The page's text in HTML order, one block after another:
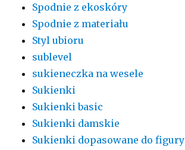
Spodnie z ekoskóry
Spodnie z materiału
Styl ubioru
sublevel
sukieneczka na wesele
Sukienki
Sukienki basic
Sukienki damskie
Sukienki dopasowane do figury